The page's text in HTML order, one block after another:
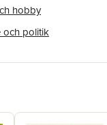
hobby
och politik